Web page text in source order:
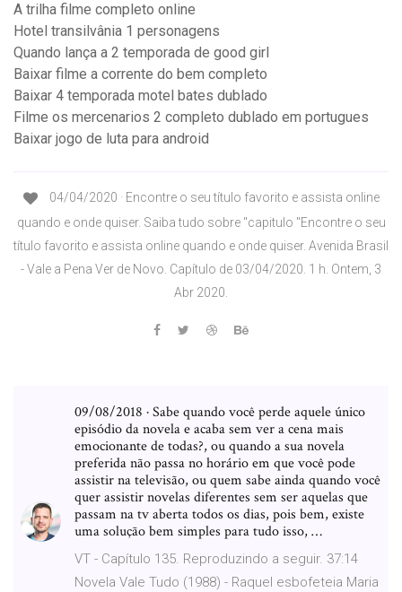
A trilha filme completo online
Hotel transilvânia 1 personagens
Quando lança a 2 temporada de good girl
Baixar filme a corrente do bem completo
Baixar 4 temporada motel bates dublado
Filme os mercenarios 2 completo dublado em portugues
Baixar jogo de luta para android
04/04/2020 · Encontre o seu título favorito e assista online
quando e onde quiser. Saiba tudo sobre "capitulo "Encontre o seu
título favorito e assista online quando e onde quiser. Avenida Brasil
- Vale a Pena Ver de Novo. Capítulo de 03/04/2020. 1 h. Ontem, 3
Abr 2020.
09/08/2018 · Sabe quando você perde aquele único
episódio da novela e acaba sem ver a cena mais
emocionante de todas?, ou quando a sua novela
preferida não passa no horário em que você pode
assistir na televisão, ou quem sabe ainda quando você
quer assistir novelas diferentes sem ser aquelas que
passam na tv aberta todos os dias, pois bem, existe
uma solução bem simples para tudo isso, …
VT - Capítulo 135. Reproduzindo a seguir. 37:14
Novela Vale Tudo (1988) - Raquel esbofeteia Maria